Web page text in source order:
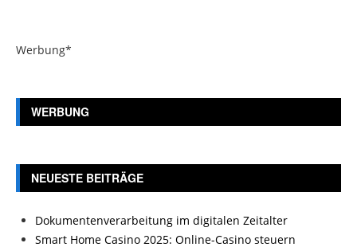
Werbung*
WERBUNG
NEUESTE BEITRÄGE
Dokumentenverarbeitung im digitalen Zeitalter
Smart Home Casino 2025: Online-Casino steuern